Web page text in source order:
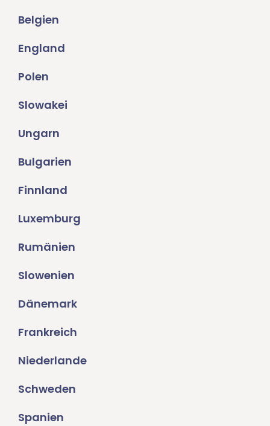
Belgien
England
Polen
Slowakei
Ungarn
Bulgarien
Finnland
Luxemburg
Rumänien
Slowenien
Dänemark
Frankreich
Niederlande
Schweden
Spanien